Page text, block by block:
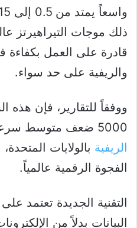
ذلك موجات التيراهيرتز
قادرة على العمل بكفاءة
والريفية على حد سواء.
ووفقاً للتقارير، فإن هذه
5000 ضعف متوسط سرعة الإنترنت في
الريفية بالولايات
الفجوة الرقمية عالمياً.
التقنية الجديدة تعتمد
البيانات بدلاً من